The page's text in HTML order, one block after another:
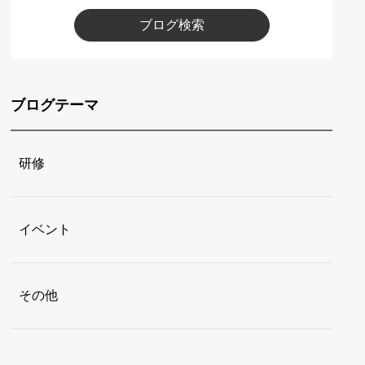
ブログ検索
ブログテーマ
研修
イベント
その他